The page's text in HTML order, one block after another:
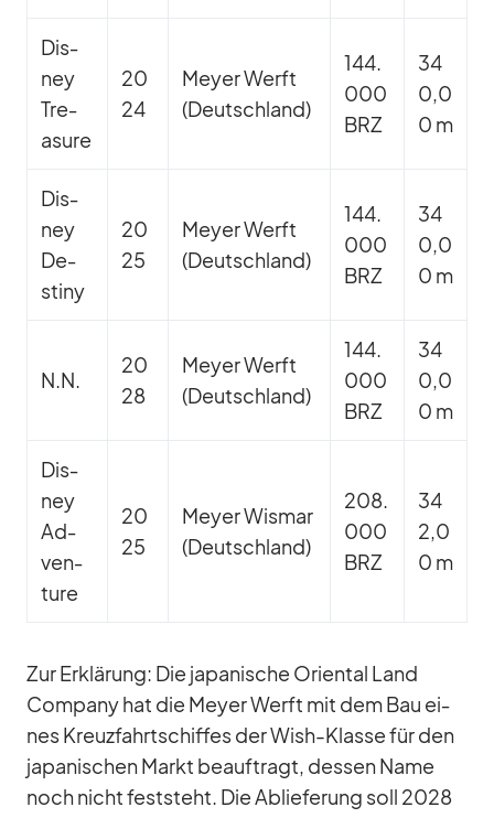
Dis­
ney
Tre­
asure
20
24
Meyer Werft
(Deutsch­land)
144.
000
BRZ
34
0,0
0 m
Dis­
ney
De­
stiny
20
25
Meyer Werft
(Deutsch­land)
144.
000
BRZ
34
0,0
0 m
N.N.
20
28
Meyer Werft
(Deutsch­land)
144.
000
BRZ
34
0,0
0 m
Dis­
ney
Ad­
ven­
ture
20
25
Meyer Wis­mar
(Deutsch­land)
208.
000
BRZ
34
2,0
0 m
Zur Er­klä­rung: Die ja­pa­ni­sche Ori­en­tal Land
Com­pany hat die Meyer Werft mit dem Bau ei­
nes Kreuz­fahrt­schif­fes der Wish-Klasse für den
ja­pa­ni­schen Markt be­auf­tragt, des­sen Name
noch nicht fest­steht. Die Ab­lie­fe­rung soll 2028